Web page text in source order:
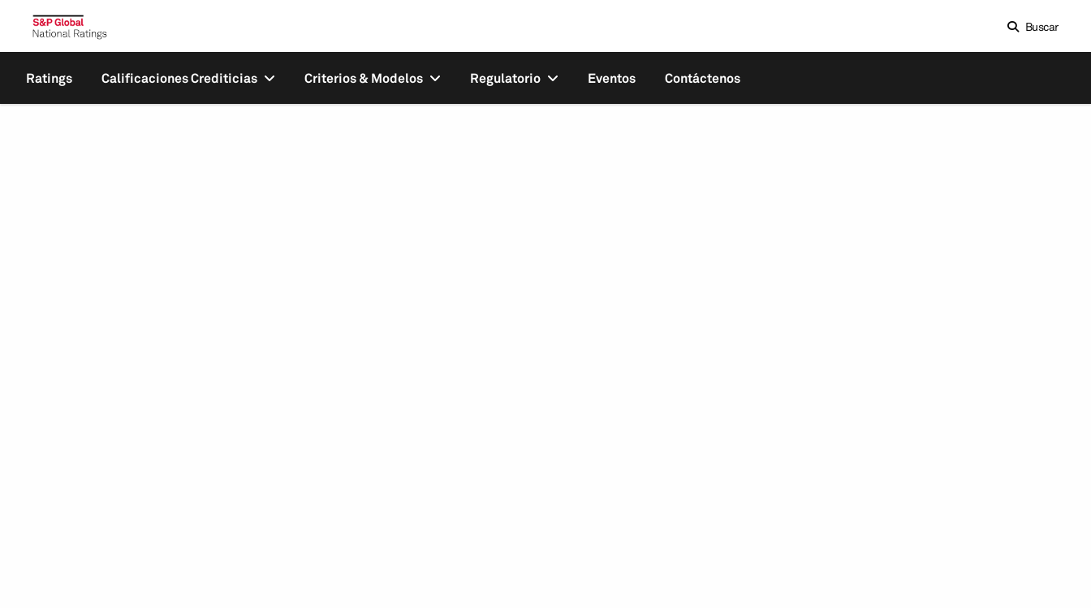
Buscar
Ratings Calificaciones Crediticias Criterios & Modelos Regulatorio Eventos Contáctenos